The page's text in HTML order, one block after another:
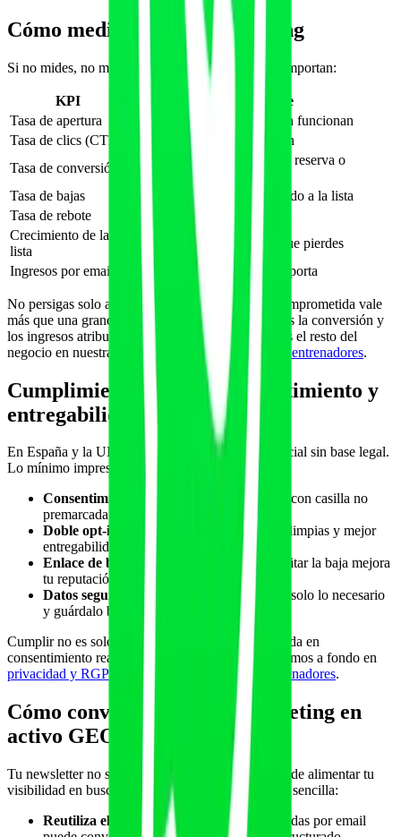
Cómo medir tu email marketing
Si no mides, no mejoras. Estos son los KPIs que importan:
KPI
Qué te dice
Tasa de apertura
Si tus asuntos y tu reputación funcionan
Tasa de clics (CTR)
Si el contenido genera acción
Tasa de conversión
Cuántos clics acaban en alta, reserva o
Tasa de bajas
Si estás saturando o aburriendo a la lista
Tasa de rebote
Salud de tu base de datos
Crecimiento de la
lista
Si captas más rápido de lo que pierdes
Ingresos por email
El número que de verdad importa
No persigas solo aperturas: una lista pequeña y comprometida vale
más que una grande y dormida. La métrica reina es la conversión y
los ingresos atribuidos al canal, igual que medimos el resto del
negocio en nuestra guía de
KPIs para gimnasios y entrenadores.
Cumplimiento: RGPD, consentimiento y
entregabilidad
En España y la UE no puedes enviar email comercial sin base legal.
Lo mínimo imprescindible:
Consentimiento claro
al recoger el correo, con casilla no
premarcada y finalidad explícita.
Doble opt-in
recomendable para listas más limpias y mejor
entregabilidad.
Enlace de baja visible
en cada envío. Facilitar la baja mejora
tu reputación de envío.
Datos seguros y proporcionados.Recoge solo lo necesario
y guárdalo bien.
Cumplir no es solo evitar sanciones: una lista basada en
consentimiento real abre más y rinde más. Lo tratamos a fondo en
privacidad y RGPD con IA para gimnasios y entrenadores.
Cómo convertir tu email marketing en
activo GEO
Tu newsletter no solo retiene clientes: también puede alimentar tu
visibilidad en buscadores y en IA. La estrategia es sencilla:
Reutiliza el contenido. El consejo que mandas por email